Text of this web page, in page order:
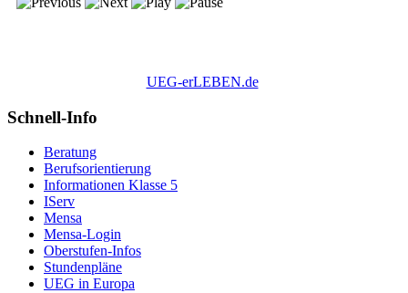
UEG-erLEBEN.de
Schnell-Info
Beratung
Berufsorientierung
Informationen Klasse 5
IServ
Mensa
Mensa-Login
Oberstufen-Infos
Stundenpläne
UEG in Europa